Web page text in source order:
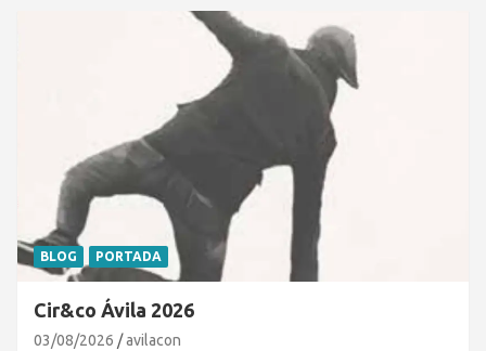
BLOG PORTADA
Cir&co Ávila 2026
03/08/2026 avilacon